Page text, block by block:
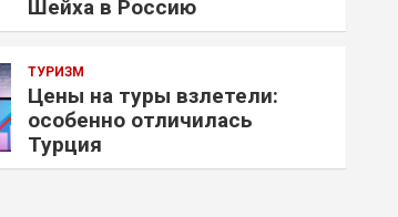
Шейха в Россию
ТУРИЗМ
Цены на туры взлетели:
особенно отличилась
Турция